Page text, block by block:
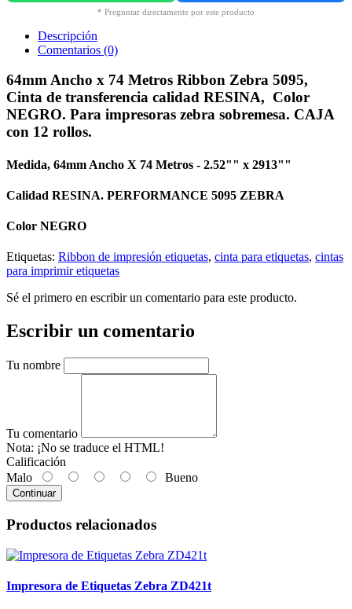
* Preguntar directamente por este producto
Descripción
Comentarios (0)
64mm Ancho x 74 Metros Ribbon Zebra 5095,
Cinta de transferencia calidad RESINA, Color
NEGRO. Para impresoras zebra sobremesa. CAJA
con 12 rollos.
Medida, 64mm Ancho X 74 Metros - 2.52"" x 2913""
Calidad RESINA. PERFORMANCE 5095 ZEBRA
Color NEGRO
Etiquetas: Ribbon de impresión etiquetas, cinta para etiquetas, cintas
para imprimir etiquetas
Sé el primero en escribir un comentario para este producto.
Escribir un comentario
Tu nombre
Tu comentario
Nota: ¡No se traduce el HTML!
Calificación
Malo
Bueno
Continuar
Productos relacionados
Impresora de Etiquetas Zebra ZD421t